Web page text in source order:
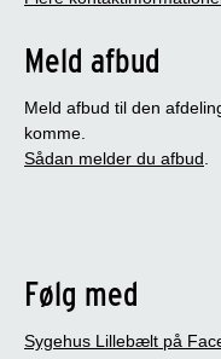
Meld afbud
Meld afbud til den
komme.
Sådan melder du afbud.
Følg med
Sygehus Lillebælt på